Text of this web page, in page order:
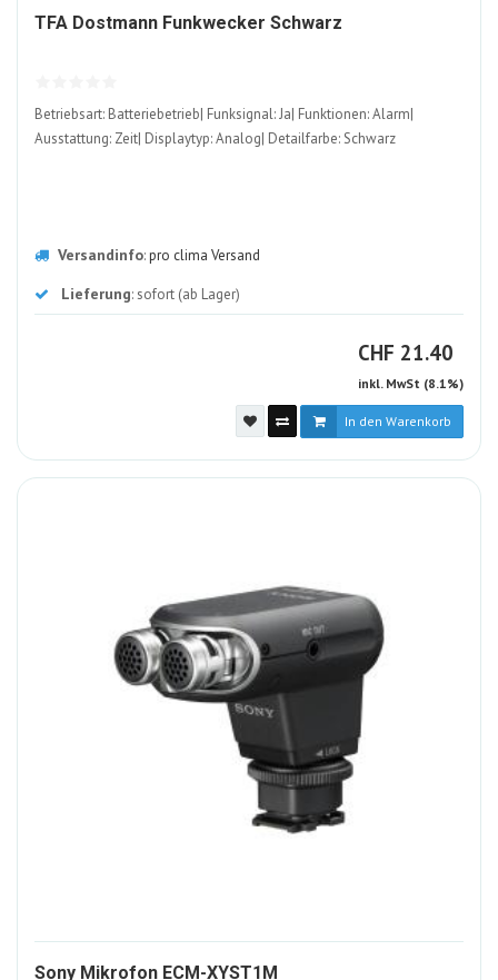
TFA Dostmann Funkwecker Schwarz
Betriebsart: Batteriebetrieb| Funksignal: Ja| Funktionen: Alarm|
Ausstattung: Zeit| Displaytyp: Analog| Detailfarbe: Schwarz
Versandinfo:pro clima Versand
Lieferung: sofort (ab Lager)
CHF CHF
21.40
inkl. MwSt (8.1%)
In den Warenkorb
Sony Mikrofon ECM-XYST1M